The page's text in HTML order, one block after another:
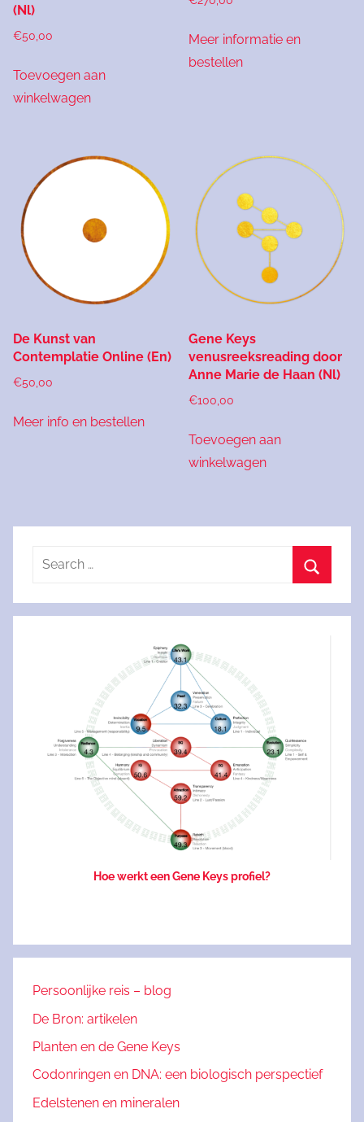
(Nl)
€50,00
Toevoegen aan
winkelwagen
Meer informatie en
bestellen
De Kunst van
Contemplatie Online (En)
€50,00
Meer info en bestellen
Gene Keys
venusreeksreading door
Anne Marie de Haan (Nl)
€100,00
Toevoegen aan
winkelwagen
Search
Hoe werkt een Gene Keys profiel?
Persoonlijke reis – blog
De Bron: artikelen
Planten en de Gene Keys
Codonringen en DNA: een biologisch perspectief
Edelstenen en mineralen